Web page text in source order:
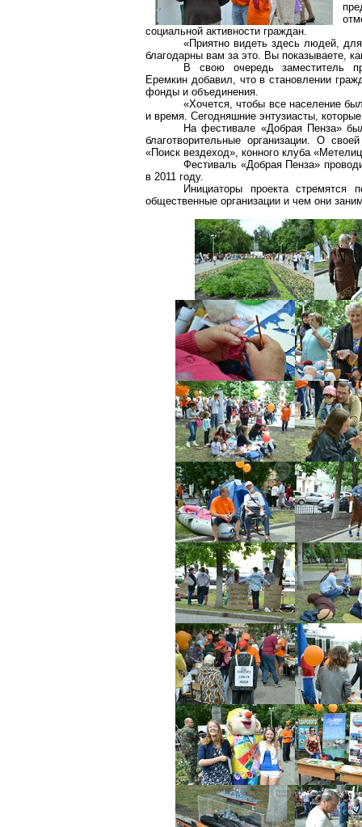
социальной активности граждан.
«Приятно видеть здесь людей,
благодарны вам за это. Вы показываете,
В свою очередь заместитель
Еремкин добавил, что в становлении
фонды и объединения.
«Хочется, чтобы все население
и время. Сегодняшние энтузиасты,
На фестивале «Добрая Пенза»
благотворительные организации. О
«Поиск вездеход», конного клуба
Фестиваль «Добрая Пенза»
в 2011 году.
Инициаторы проекта
общественные организации и чем они